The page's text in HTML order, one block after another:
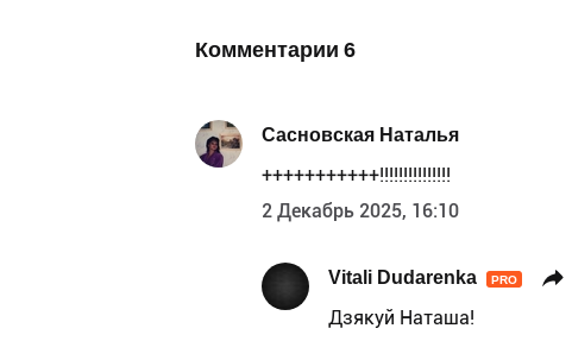
Комментарии 6
Сасновская Наталья
+++++++++++!!!!!!!!!!!!!!!
2 Декабрь 2025, 16:10
Vitali Dudarenka PRO
Дзякуй Наташа!